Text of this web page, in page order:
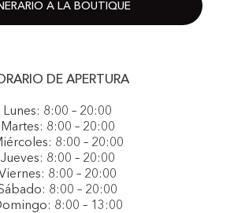
A LA BOUTIQUE
DE APERTURA
Lunes: 8:00 – 20:00
Martes: 8:00 – 20:00
8:00 – 20:00
Jueves: 8:00 – 20:00
Viernes: 8:00 – 20:00
8:00 – 20:00
8:00 – 13:00